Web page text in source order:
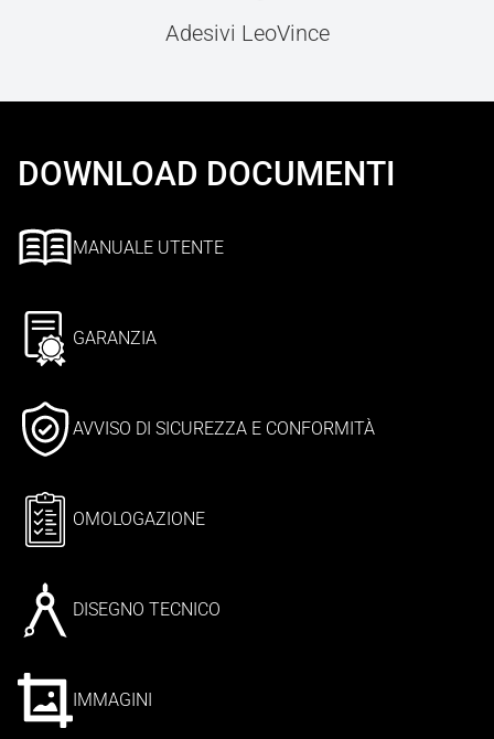
Adesivi LeoVince
DOWNLOAD DOCUMENTI
MANUALE UTENTE
GARANZIA
AVVISO DI SICUREZZA E CONFORMITÀ
OMOLOGAZIONE
DISEGNO TECNICO
IMMAGINI